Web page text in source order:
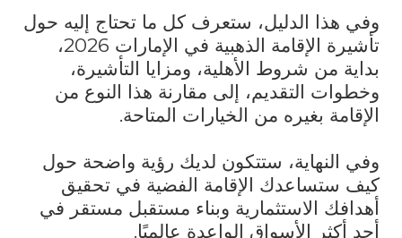
وفي هذا الدليل، ستعرف كل ما تحتاج إليه حول
تأشيرة الإقامة الذهبية في الإمارات 2026،
بداية من شروط الأهلية، ومزايا التأشيرة،
وخطوات التقديم، إلى مقارنة هذا النوع من
الإقامة بغيره من الخيارات المتاحة.
وفي النهاية، ستتكون لديك رؤية واضحة حول
كيف ستساعدك الإقامة الفضية في تحقيق
أهدافك الاستثمارية وبناء مستقبل مستقر في
أحد أكثر الأسواق الواعدة عالميًا.